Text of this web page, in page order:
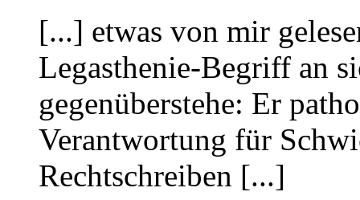
[...] etwas von mir
Legasthenie-Begriff an
gegenüberstehe: Er
Verantwortung für
Rechtschreiben [...]